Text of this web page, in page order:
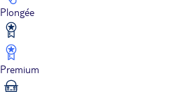
Plongée
Premium